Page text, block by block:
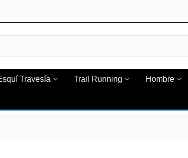
Travesía Trail Running Hombre